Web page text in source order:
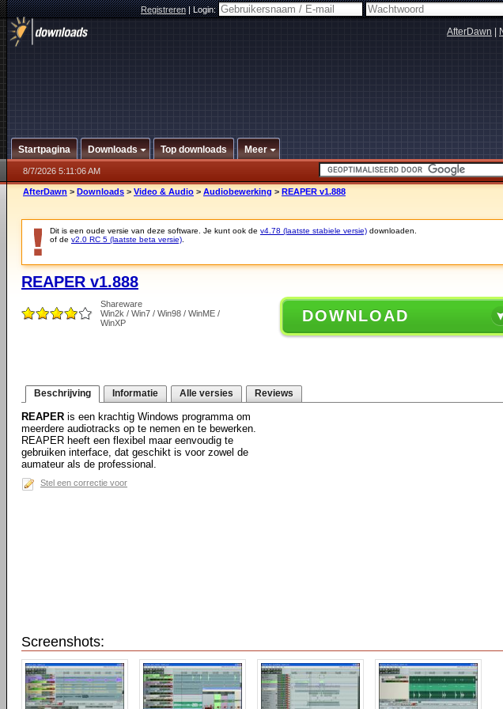
Registreren|Login:
AfterDawn
Startpagina Downloads Top downloads Meer
8/7/2026 5:11:06 AM
AfterDawn > Downloads > Video & Audio > Audiobewerking > REAPER v1.888
Dit is een oude versie van deze software. Je kunt ook de v4.78 (laatste stabiele versie) downloaden.
of de v2.0 RC 5 (laatste beta versie)
REAPER v1.888
Shareware
Win2k / Win7 / Win98 / WinME /
WinXP
DOWNLOAD
Beschrijving Informatie Alle versies Reviews
REAPER is een krachtig Windows programma om
meerdere audiotracks op te nemen en te bewerken.
REAPER heeft een flexibel maar eenvoudig te
gebruiken interface, dat geschikt is voor zowel de
aumateur als de professional.
Stel een correctie voor
Screenshots: